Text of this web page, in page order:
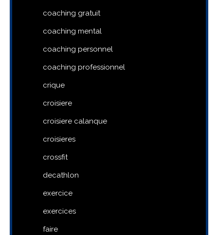
coaching gratuit
coaching mental
coaching personnel
coaching professionnel
crique
croisiere
croisiere calanque
croisieres
crossfit
decathlon
exercice
exercices
faire